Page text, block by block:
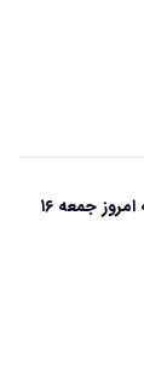
قیمت دلار، طلا و سکه امروز جمعه ۱۶